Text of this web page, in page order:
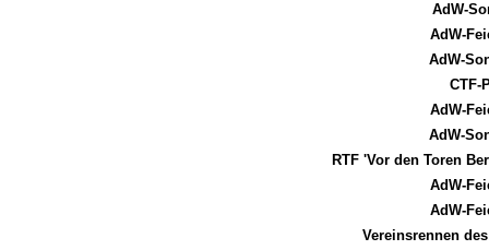
AdW-
AdW-
AdW-
CTF-
AdW-
AdW-
RTF 'Vor den Toren
AdW-
AdW-
Vereinsrennen